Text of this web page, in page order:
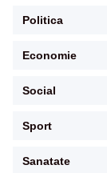
Politica
Economie
Social
Sport
Sanatate